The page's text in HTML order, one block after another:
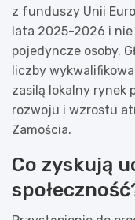
z funduszy Unii
lata 2025-2026 i
pojedyncze osoby.
liczby
zasilą lokalny rynek
rozwoju i wzrostu
Zamościa.
Co zyskują